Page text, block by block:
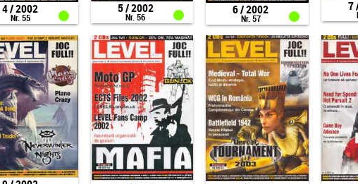
4 / 2002
Nr. 55
5 / 2002
Nr. 56
6 / 2002
Nr. 57
7